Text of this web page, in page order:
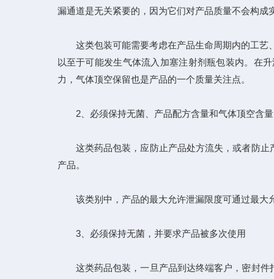
漏通道是无关紧要的，因为它们对产品质量不会构成
这类包装可能需要考虑在产品生命周期内的工艺
以至于可能发生气体流入加塞注射剂瓶包装内。在
力，气体顶空保留也是产品的一个质量关注点。
2、必须保持无菌、产品配方含量和气体顶空含量
这类药品包装，应防止产品处方流失，或者防止
产品。
该类别中，产品的最大允许泄漏限度可通过最大
3、必须保持无菌，并要求产品被多次使用
这类药品包装，一旦产品到达终端客户，密封件